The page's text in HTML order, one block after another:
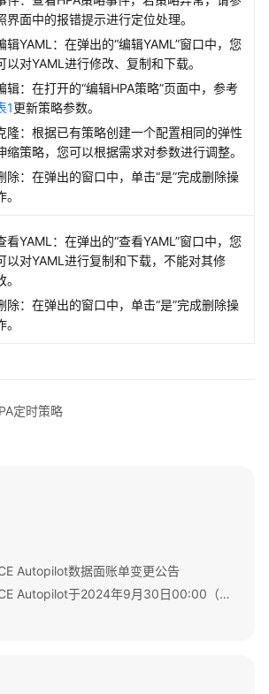
界面中的报错提示进行定位处理。
辑YAML：在弹出的“编辑YAML”窗口中，您
以对YAML进行修改、复制和下载。
辑：在打开的“编辑HPA策略”页面中，参考
1更新策略参数。
隆：根据已有策略创建一个配置相同的弹性
缩策略，您可以根据需求对参数进行调整。
除：在弹出的窗口中，单击“是”完成删除操
。
看YAML：在弹出的“查看YAML”窗口中，您
以对YAML进行复制和下载，不能对其修
。
除：在弹出的窗口中，单击“是”完成删除操
。
定时策略
Autopilot数据面账单变更公告
华为云容器服务CCE Autopilot于2024年9月30日00:00（北京时间）转商